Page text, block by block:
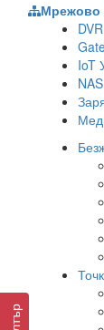
Мрежово
DVR
IoT